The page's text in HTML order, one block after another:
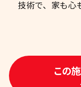
技術で、家も心
この